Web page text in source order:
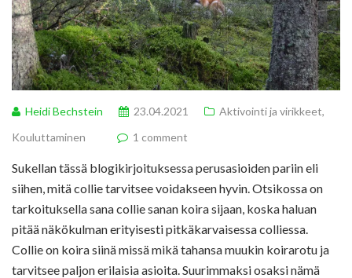
Heidi Bechstein 23.04.2021 Aktivointi ja virikkeet,
Kouluttaminen
1 comment
Sukellan tässä blogikirjoituksessa perusasioiden pariin eli
siihen, mitä collie tarvitsee voidakseen hyvin. Otsikossa on
tarkoituksella sana collie sanan koira sijaan, koska haluan
pitää näkökulman erityisesti pitkäkarvaisessa colliessa.
Collie on koira siinä missä mikä tahansa muukin koirarotu ja
tarvitsee paljon erilaisia asioita. Suurimmaksi osaksi nämä